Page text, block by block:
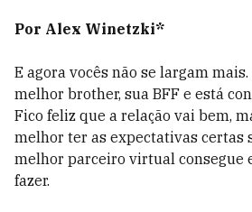
Por Alex Winetzki*
E agora vocês não se largam mais.
melhor brother, sua BFF e está
Fico feliz que a relação vai bem,
melhor ter as expectativas certas
melhor parceiro virtual consegue
fazer.